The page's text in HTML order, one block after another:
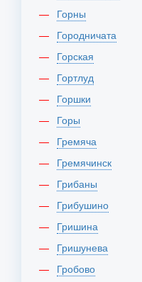
Горны
Городничата
Горская
Гортлуд
Горшки
Горы
Гремяча
Гремячинск
Грибаны
Грибушино
Гришина
Гришунева
Гробово